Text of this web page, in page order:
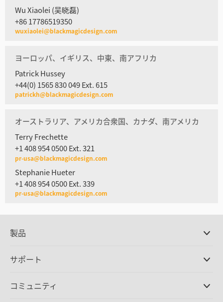
Wu Xiaolei (吴晓磊)
+86 17786519350
wuxiaolei@blackmagicdesign.com
ヨーロッパ、イギリス、中東、南アフリカ
Patrick Hussey
+44(0) 1565 830 049 Ext. 615
patrickh@blackmagicdesign.com
オーストラリア、アメリカ合衆国、カナダ、南アメリカ
Terry Frechette
+1 408 954 0500 Ext. 321
pr-usa@blackmagicdesign.com
Stephanie Hueter
+1 408 954 0500 Ext. 339
pr-usa@blackmagicdesign.com
製品
DaVinci Resolve/Fusion
ATEMプロダクション
サポート
サポートセンター
コミュニティ